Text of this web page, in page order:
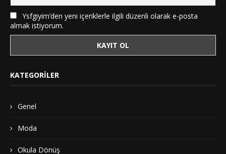
Ysfgiyim’den yeni içeriklerle ilgili düzenli olarak e-posta
almak istiyorum.
KATEGORILER
Genel
Moda
Okula Dönüş